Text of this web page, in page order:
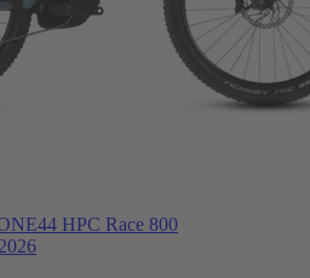
HPC Race 800